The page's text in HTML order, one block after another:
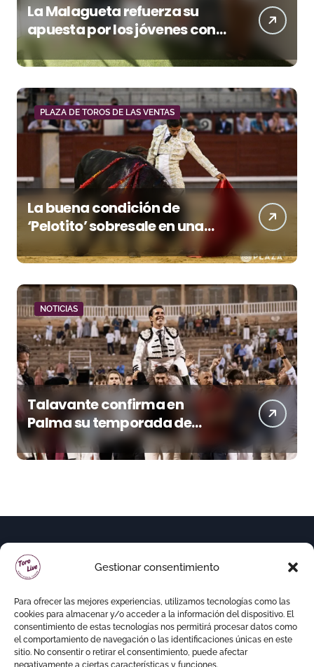
Gestionar consentimiento
Para ofrecer las mejores experiencias, utilizamos tecnologías como las
cookies para almacenar y/o acceder a la información del dispositivo. El
consentimiento de estas tecnologías nos permitirá procesar datos como
el comportamiento de navegación o las identificaciones únicas en este
sitio. No consentir o retirar el consentimiento, puede afectar
negativamente a ciertas características y funciones.
La Malagueta refuerza su
apuesta por los jóvenes con
entradas desde un euro
PLAZA DE TOROS DE LAS VENTAS
La buena condición de
‘Pelotito’ sobresale en una
noche gris en Las Ventas
NOTICIAS
Talavante confirma en
Palma su temporada de
figura y el palco niega el
premio a Roca Rey